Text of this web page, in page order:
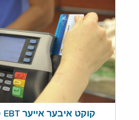
קוקט איבער אייער EBT סומע